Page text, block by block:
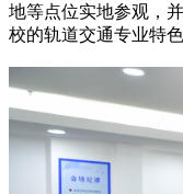
地等点位实地参观，
校的轨道交通专业特